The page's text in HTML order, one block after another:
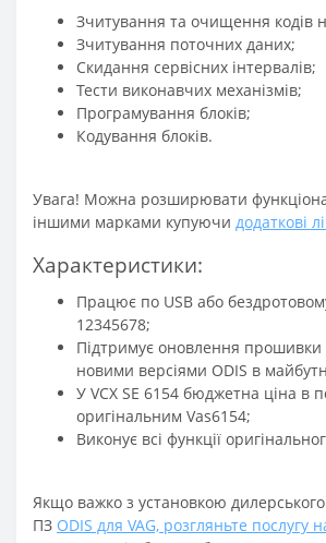
Зчитування та очищення кодів
Зчитування поточних даних;
Скидання сервісних інтервалів;
Тести виконавчих механізмів;
Програмування блоків;
Кодування блоків.
Увага! Можна розширювати
іншими марками купуючи додаткові
Характеристики:
Працює по USB або
12345678;
Підтримує оновлення прошивки
новими версіями ODIS в
У VCX SE 6154 бюджетна ціна в
оригінальним Vas6154;
Виконує всі функції
Якщо важко з установкою дилерського
ПЗ ODIS для VAG, розгляньте послугу